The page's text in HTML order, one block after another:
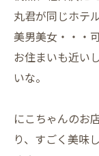
丸君が同じホテ
美男美女・・・
お住まいも近い
いな。
にこちゃんのお
り、すごく美味